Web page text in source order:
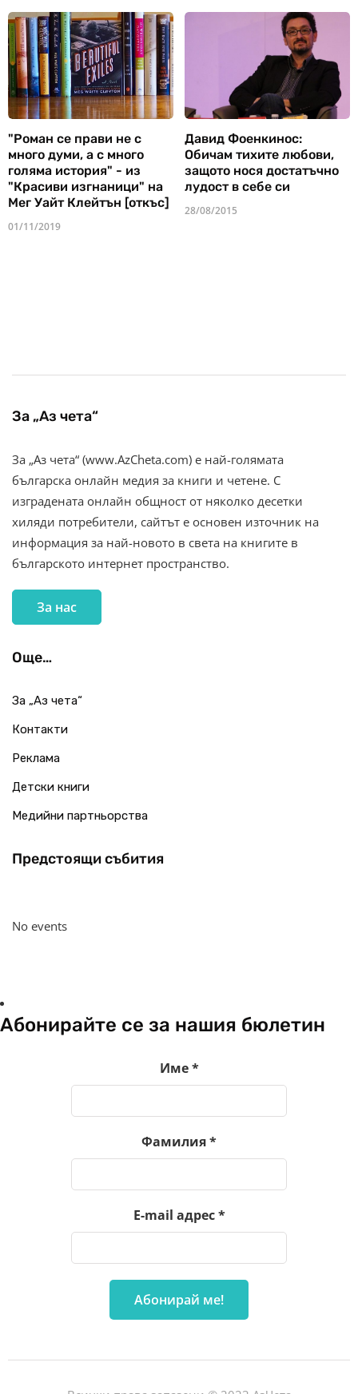
"Роман се прави не с
много думи, а с много
голяма история" - из
"Красиви изгнаници" на
Мег Уайт Клейтън [откъс]
01/11/2019
Давид Фоенкинос:
Обичам тихите любови,
защото нося достатъчно
лудост в себе си
28/08/2015
За „Аз чета“
За „Аз чета“ (www.AzCheta.com) е най-голямата
българска онлайн медия за книги и четене. С
изградената онлайн общност от няколко десетки
хиляди потребители, сайтът е основен източник на
информация за най-новото в света на книгите в
българското интернет пространство.
За нас
Още…
За „Аз чета“
Контакти
Реклама
Детски книги
Медийни партньорства
Предстоящи събития
No events
Абонирайте се за нашия бюлетин
Име*
Фамилия*
E-mail адрес*